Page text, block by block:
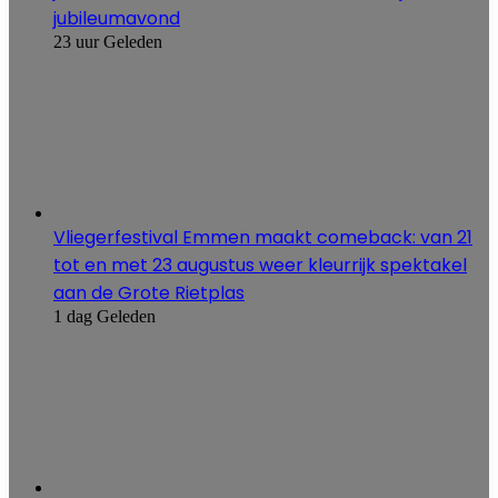
jubileumavond
23 uur Geleden
Vliegerfestival Emmen maakt comeback: van 21
tot en met 23 augustus weer kleurrijk spektakel
aan de Grote Rietplas
1 dag Geleden